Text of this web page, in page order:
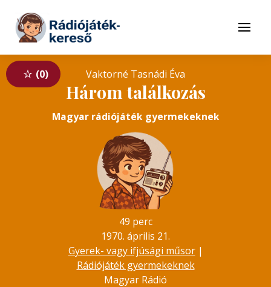
Tovább a tartalomhoz
Menü
0 Vaktorné Tasnádi Éva
Három találkozás
Magyar rádiójáték gyermekeknek
49 perc
1970. április 21.
Gyerek- vagy ifjúsági műsor|
Rádiójáték gyermekeknek
Magyar Rádió